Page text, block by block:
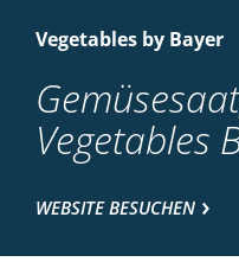
Vegetables by Bayer
Vegetables
WEBSITE BESUCHEN